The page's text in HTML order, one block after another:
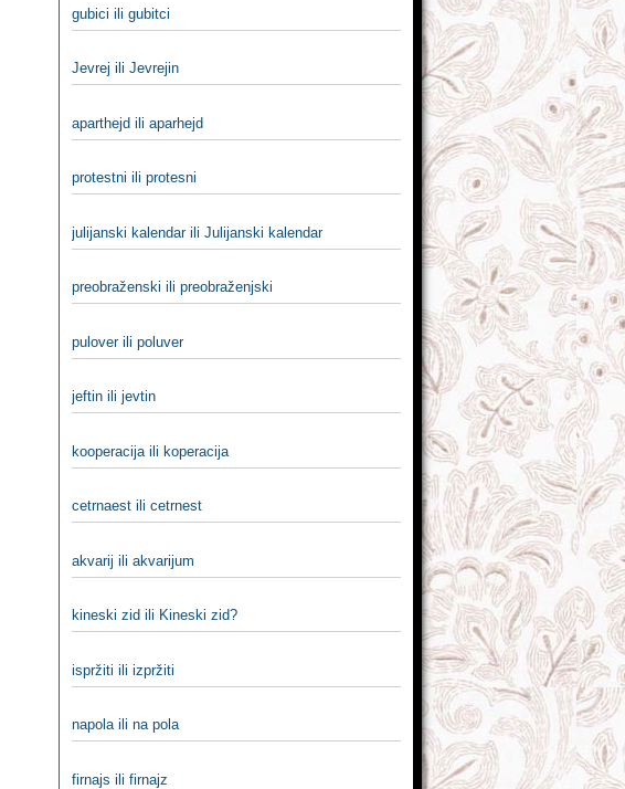
gubici ili gubitci
Jevrej ili Jevrejin
aparthejd ili aparhejd
protestni ili protesni
julijanski kalendar ili Julijanski kalendar
preobraženski ili preobraženjski
pulover ili poluver
jeftin ili jevtin
kooperacija ili koperacija
cetrnaest ili cetrnest
akvarij ili akvarijum
kineski zid ili Kineski zid?
ispržiti ili izpržiti
napola ili na pola
firnajs ili firnajz